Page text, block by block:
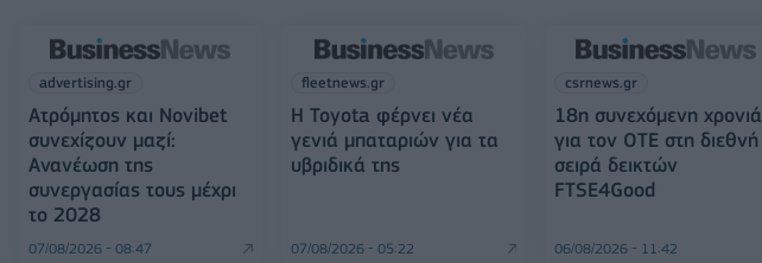
advertising.gr
Ατρόμητος και Novibet
συνεχίζουν μαζί:
Ανανέωση της
συνεργασίας τους μέχρι
το 2028
07/08/2026 - 08:47
fleetnews.gr
Η Toyota φέρνει νέα
γενιά μπαταριών για τα
υβριδικά της
07/08/2026 - 05:22
csrnews.gr
18η συνεχόμενη χρονιά
για τον ΟΤΕ στη διεθνή
σειρά δεικτών
FTSE4Good
06/08/2026 - 11:42